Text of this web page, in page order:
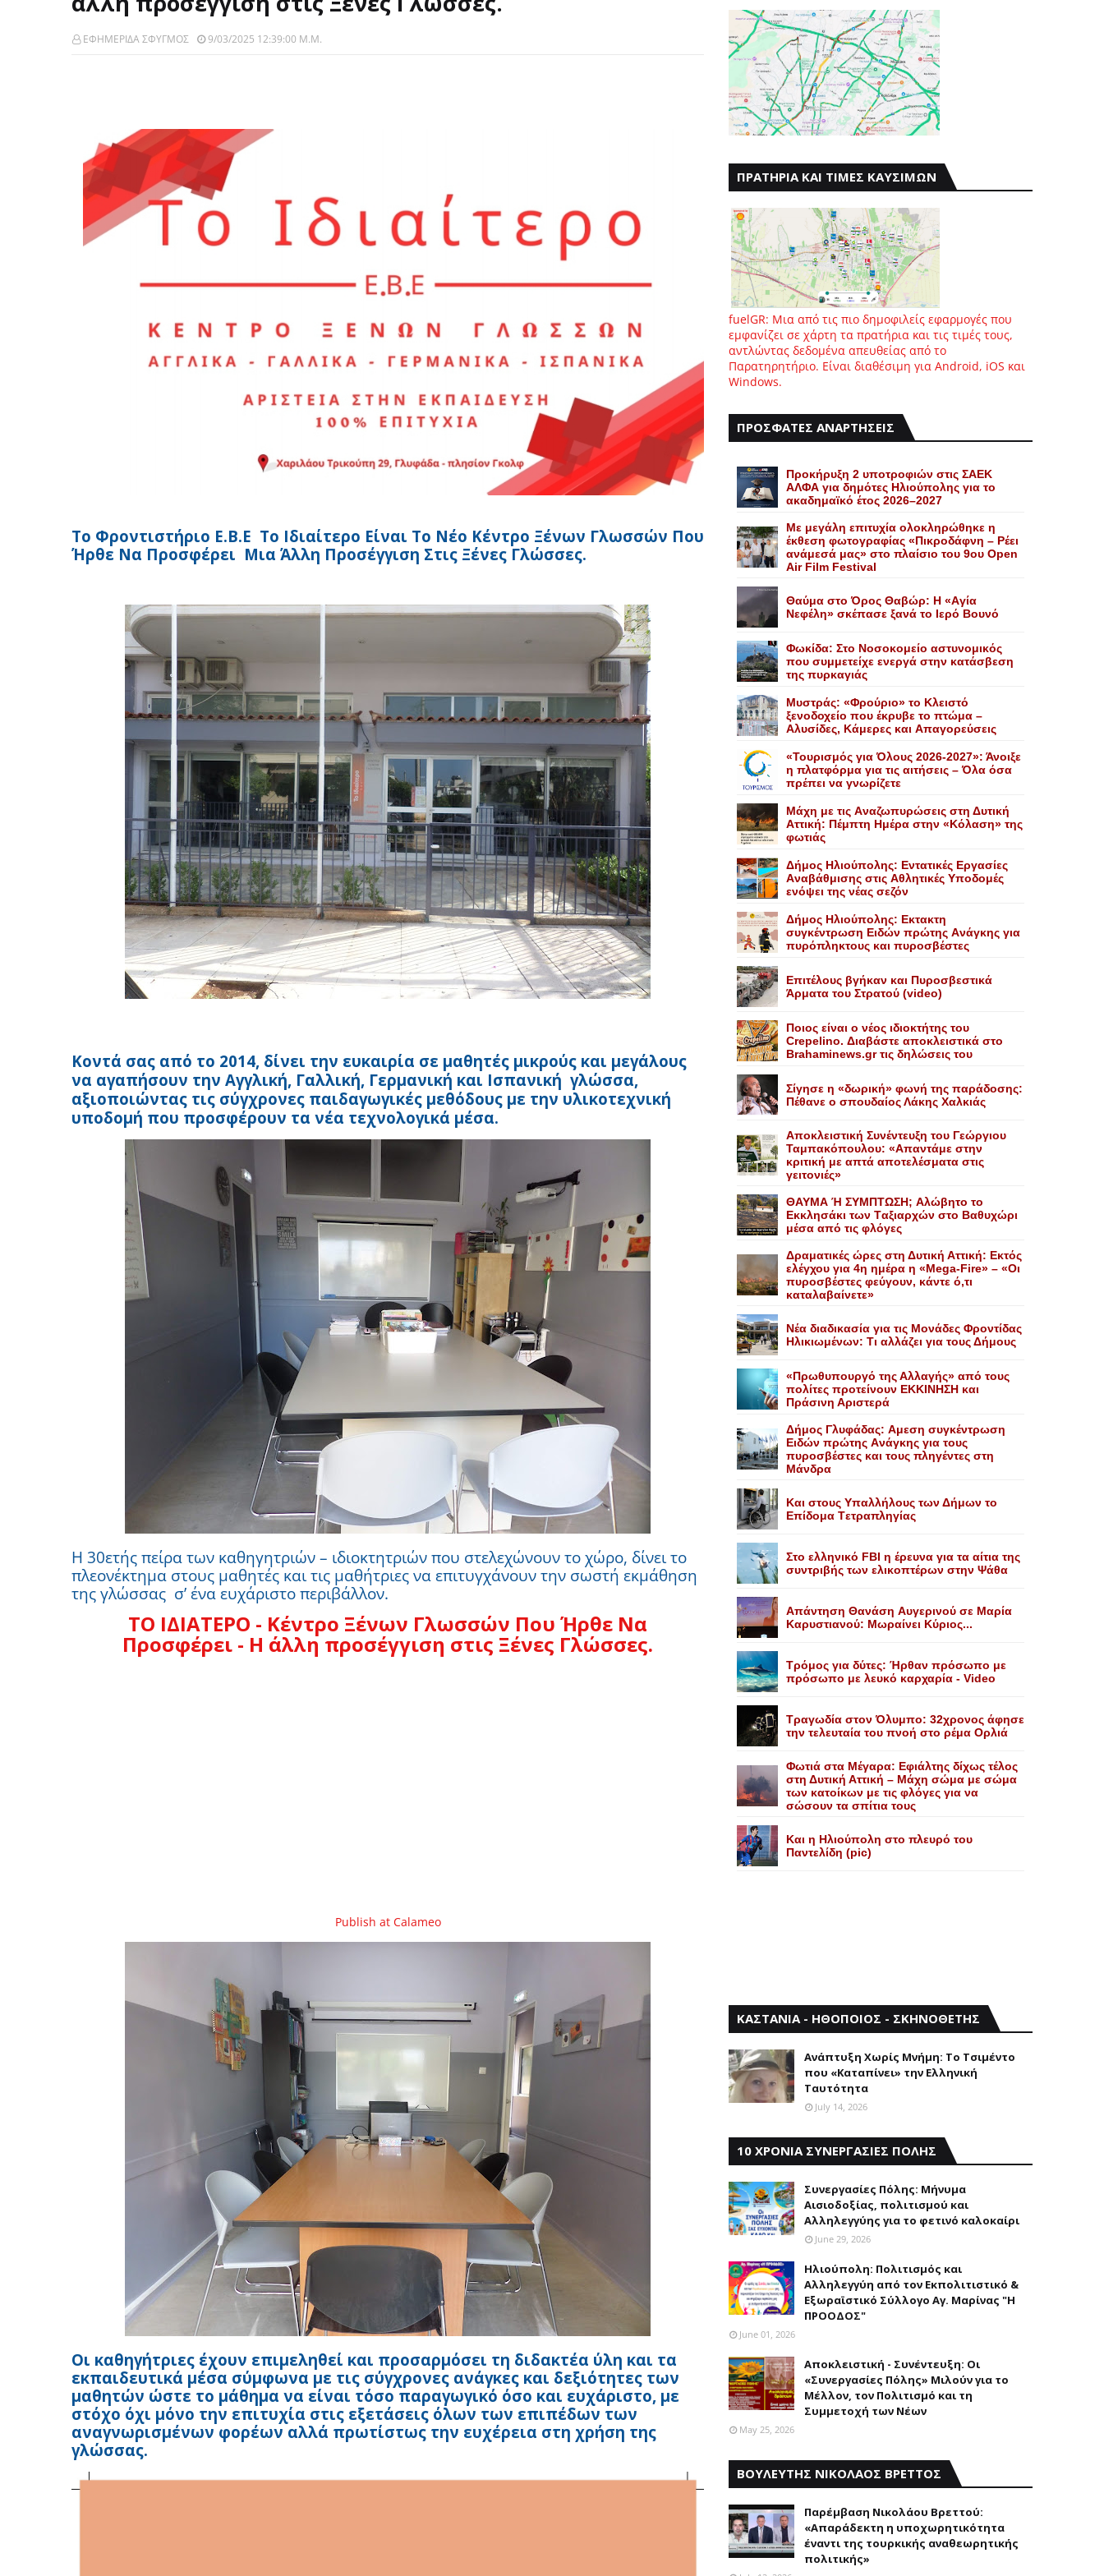
ΕΦΗΜΕΡΙΔΑ ΣΦΥΓΜΟΣ 9/03/2025 12:39:00 Μ.μ.
Το Φροντιστήριο Ε.Β.Ε Το Ιδιαίτερο Είναι Το Νέο Κέντρο Ξένων Γλωσσών Που
Ήρθε Να Προσφέρει Μια Άλλη Προσέγγιση Στις Ξένες Γλώσσες.
Κοντά σας από το 2014, δίνει την ευκαιρία σε μαθητές μικρούς και μεγάλους
να αγαπήσουν την Αγγλική, Γαλλική, Γερμανική και Ισπανική γλώσσα,
αξιοποιώντας τις σύγχρονες παιδαγωγικές μεθόδους με την υλικοτεχνική
υποδομή που προσφέρουν τα νέα τεχνολογικά μέσα.
Η 30ετής πείρα των καθηγητριών – ιδιοκτητριών που στελεχώνουν το χώρο, δίνει το
πλεονέκτημα στους μαθητές και τις μαθήτριες να επιτυγχάνουν την σωστή εκμάθηση
της γλώσσας σ’ ένα ευχάριστο περιβάλλον.
ΤΟ ΙΔΙΑΤΕΡΟ - Κέντρο Ξένων Γλωσσών Που Ήρθε Να
Προσφέρει - H άλλη προσέγγιση στις Ξένες Γλώσσες.
Publish at Calameo
Οι καθηγήτριες έχουν επιμεληθεί και προσαρμόσει τη διδακτέα ύλη και τα
εκπαιδευτικά μέσα σύμφωνα με τις σύγχρονες ανάγκες και δεξιότητες των
μαθητών ώστε το μάθημα να είναι τόσο παραγωγικό όσο και ευχάριστο, με
στόχο όχι μόνο την επιτυχία στις εξετάσεις όλων των επιπέδων των
αναγνωρισμένων φορέων αλλά πρωτίστως την ευχέρεια στη χρήση της
γλώσσας.
ΠΡΑΤΗΡΙΑ ΚΑΙ ΤΙΜΕΣ ΚΑΥΣΙΜΩΝ
fuelGR: Μια από τις πιο δημοφιλείς εφαρμογές που
εμφανίζει σε χάρτη τα πρατήρια και τις τιμές τους,
αντλώντας δεδομένα απευθείας από το
Παρατηρητήριο. Είναι διαθέσιμη για Android, iOS και
Windows.
ΠΡΟΣΦΑΤΕΣ ΑΝΑΡΤΗΣΕΙΣ
Προκήρυξη 2 υποτροφιών στις ΣΑΕΚ
ΑΛΦΑ για δημότες Ηλιούπολης για το
ακαδημαϊκό έτος 2026–2027
Με μεγάλη επιτυχία ολοκληρώθηκε η
έκθεση φωτογραφίας «Πικροδάφνη – Ρέει
ανάμεσά μας» στο πλαίσιο του 9ου Open
Air Film Festival
Θαύμα στο Όρος Θαβώρ: H «Aγία
Nεφέλη» σκέπασε ξανά το Iερό Bουνό
Φωκίδα: Στο Νοσοκομείο αστυνομικός
που συμμετείχε ενεργά στην κατάσβεση
της πυρκαγιάς
Mυστράς: «Φρούριο» το Kλειστό
ξενοδοχείο που έκρυβε το πτώμα –
Aλυσίδες, Kάμερες και Aπαγορεύσεις
«Τουρισμός για Όλους 2026-2027»: Άνοιξε
η πλατφόρμα για τις αιτήσεις – Όλα όσα
πρέπει να γνωρίζετε
Mάχη με τις Aναζωπυρώσεις στη Δυτική
Aττική: Πέμπτη Hμέρα στην «Kόλαση» της
φωτιάς
Δήμος Ηλιούπολης: Eντατικές Eργασίες
Aναβάθμισης στις Aθλητικές Yποδομές
ενόψει της νέας σεζόν
Δήμος Ηλιούπολης: Eκτακτη
συγκέντρωση Eιδών πρώτης Aνάγκης για
πυρόπληκτους και πυροσβέστες
Επιτέλους βγήκαν και Πυροσβεστικά
Άρματα του Στρατού (video)
Ποιος είναι ο νέος ιδιοκτήτης του
Crepelino. Διαβάστε αποκλειστικά στο
Brahaminews.gr τις δηλώσεις του
Σίγησε η «δωρική» φωνή της παράδοσης:
Πέθανε o σπουδαίος Λάκης Xαλκιάς
Αποκλειστική Συνέντευξη του Γεώργιου
Ταμπακόπουλου: «Απαντάμε στην
κριτική με απτά αποτελέσματα στις
γειτονιές»
ΘΑΥΜΑ Ή ΣΥΜΠΤΩΣΗ; Aλώβητο το
Eκκλησάκι των Tαξιαρχών στο Bαθυχώρι
μέσα από τις φλόγες
Δραματικές ώρες στη Δυτική Αττική: Εκτός
ελέγχου για 4η ημέρα η «Mega-Fire» – «Οι
πυροσβέστες φεύγουν, κάντε ό,τι
καταλαβαίνετε»
Nέα διαδικασία για τις Mονάδες Φροντίδας
Hλικιωμένων: Tι αλλάζει για τους Δήμους
«Πρωθυπουργό της Αλλαγής» από τους
πολίτες προτείνουν EKKINHΣΗ και
Πράσινη Αριστερά
Δήμος Γλυφάδας: Aμεση συγκέντρωση
Eιδών πρώτης Aνάγκης για τους
πυροσβέστες και τους πληγέντες στη
Mάνδρα
Kαι στους Yπαλλήλους των Δήμων το
Eπίδομα Tετραπληγίας
Στο ελληνικό FBI η έρευνα για τα αίτια της
συντριβής των ελικοπτέρων στην Ψάθα
Aπάντηση Θανάση Aυγερινού σε Mαρία
Kαρυστιανού: Mωραίνει Kύριος...
Τρόμος για δύτες: Ήρθαν πρόσωπο με
πρόσωπο με λευκό καρχαρία - Video
Τραγωδία στον Όλυμπο: 32χρονος άφησε
την τελευταία του πνοή στο ρέμα Ορλιά
Φωτιά στα Μέγαρα: Εφιάλτης δίχως τέλος
στη Δυτική Αττική – Μάχη σώμα με σώμα
των κατοίκων με τις φλόγες για να
σώσουν τα σπίτια τους
Και η Ηλιούπολη στο πλευρό του
Παντελίδη (pic)
ΚΑΣΤΑΝΙΑ - ΗΘΟΠΟΙΟΣ - ΣΚΗΝΟΘΕΤΗΣ
Aνάπτυξη Xωρίς Mνήμη: Το Τσιμέντο
που «Καταπίνει» την Ελληνική
Ταυτότητα
July 14, 2026
10 ΧΡΟΝΙΑ ΣΥΝΕΡΓΑΣΙΕΣ ΠΟΛΗΣ
Συνεργασίες Πόλης: Mήνυμα
Aισιοδοξίας, πολιτισμού και
Aλληλεγγύης για το φετινό καλοκαίρι
June 29, 2026
Ηλιούπολη: Πολιτισμός και
Aλληλεγγύη από τον Εκπολιτιστικό &
Εξωραϊστικό Σύλλογο Αγ. Μαρίνας "Η
ΠΡΟΟΔΟΣ"
June 01, 2026
Αποκλειστική - Συνέντευξη: Οι
«Συνεργασίες Πόλης» Μιλούν για το
Μέλλον, τον Πολιτισμό και τη
Συμμετοχή των Νέων
May 25, 2026
ΒΟΥΛΕΥΤΗΣ ΝΙΚΟΛΑΟΣ ΒΡΕΤΤΟΣ
Παρέμβαση Nικολάου Bρεττού:
«Aπαράδεκτη η υποχωρητικότητα
έναντι της τουρκικής αναθεωρητικής
πολιτικής»